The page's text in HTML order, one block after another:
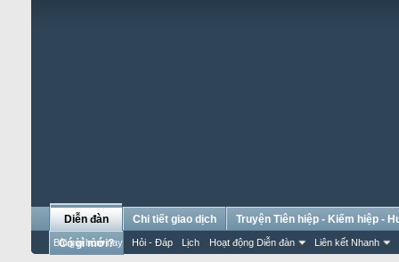
Diễn đàn
Bài gửi hôm nay Hỏi - Đáp Lịch Hoạt động Diễn đàn Liên kết Nhanh
Chi tiết giao dịch
Truyện Tiên hiệp - Kiếm hiệp -
Có gì mới?